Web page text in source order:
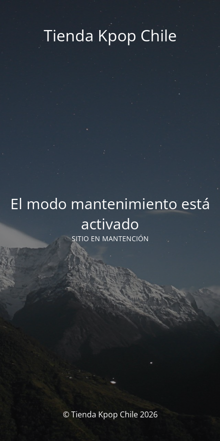
Tienda Kpop Chile
El modo mantenimiento está
activado
SITIO EN MANTENCIÓN
© Tienda Kpop Chile 2026